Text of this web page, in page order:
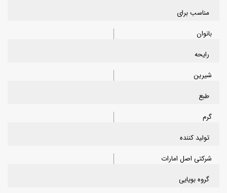
مناسب برای
بانوان
رایحه
شیرین
طبع
گرم
تولید کننده
شرکتی اصل امارات
گروه بویایی